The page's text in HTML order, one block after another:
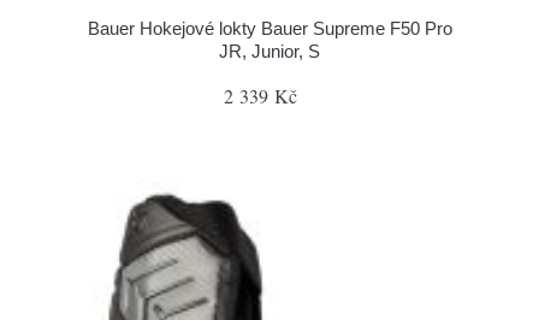
Bauer Hokejové lokty Bauer Supreme F50 Pro
JR, Junior, S
2 339 Kč